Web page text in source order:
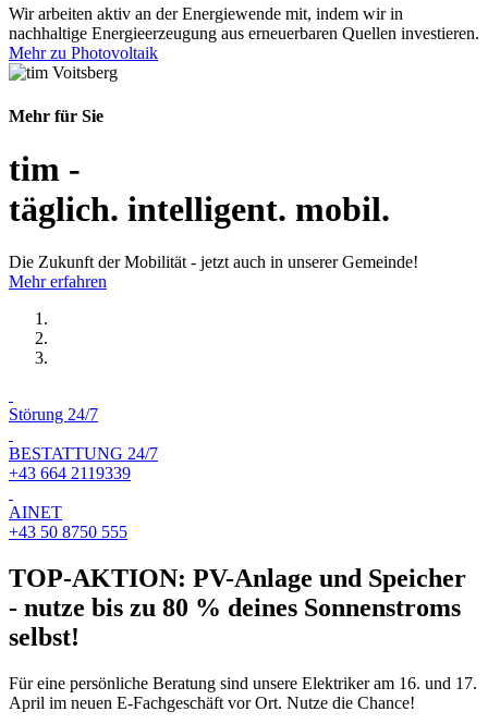
Wir arbeiten aktiv an der Energiewende mit, indem wir in
nachhaltige Energieerzeugung aus erneuerbaren Quellen investieren.
Mehr zu Photovoltaik
Mehr für Sie
tim -
täglich. intelligent. mobil.
Die Zukunft der Mobilität - jetzt auch in unserer Gemeinde!
Mehr erfahren
Störung 24/7
BESTATTUNG 24/7
+43 664 2119339
AINET
+43 50 8750 555
TOP-AKTION: PV-Anlage und Speicher
- nutze bis zu 80 % deines Sonnenstroms
selbst!
Für eine persönliche Beratung sind unsere Elektriker am 16. und 17.
April im neuen E-Fachgeschäft vor Ort. Nutze die Chance!